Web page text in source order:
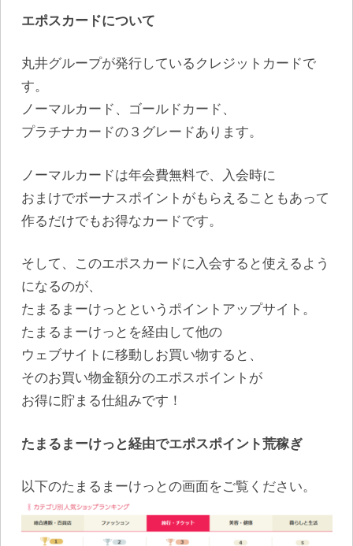
エポスカードについて
丸井グループが発行しているクレジットカードで
す。
ノーマルカード、ゴールドカード、
プラチナカードの３グレードあります。
ノーマルカードは年会費無料で、入会時に
おまけでボーナスポイントがもらえることもあって
作るだけでもお得なカードです。
そして、このエポスカードに入会すると使えるよう
になるのが、
たまるまーけっとというポイントアップサイト。
たまるまーけっとを経由して他の
ウェブサイトに移動しお買い物すると、
そのお買い物金額分のエポスポイントが
お得に貯まる仕組みです！
たまるまーけっと経由でエポスポイント荒稼ぎ
以下のたまるまーけっとの画面をご覧ください。